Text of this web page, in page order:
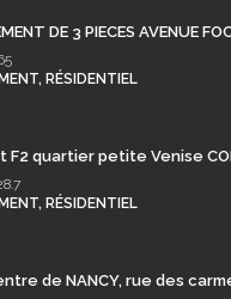
DE 3 PIECES AVENUE
RÉSIDENTIEL
F2 quartier petite Venise
RÉSIDENTIEL
de NANCY, rue des